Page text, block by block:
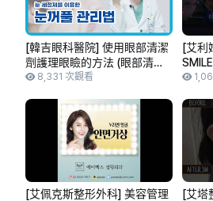
[韓吉眼科醫院] 使用眼部清潔
劑護理眼瞼的方法 (眼部清潔
劑 / 清潔眼瞼 / 眼瞼護理 / 眼
8,331 次觀看
[艾利
姜成
[艾佩克斯整形外科] 美容管理
[艾塔